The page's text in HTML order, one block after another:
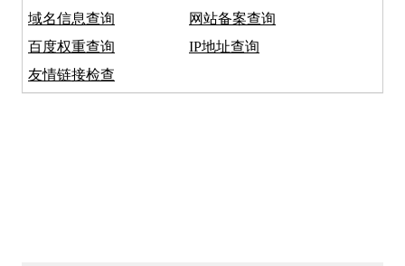
域名信息查询
网站备案查询
百度权重查询
IP地址查询
友情链接检查